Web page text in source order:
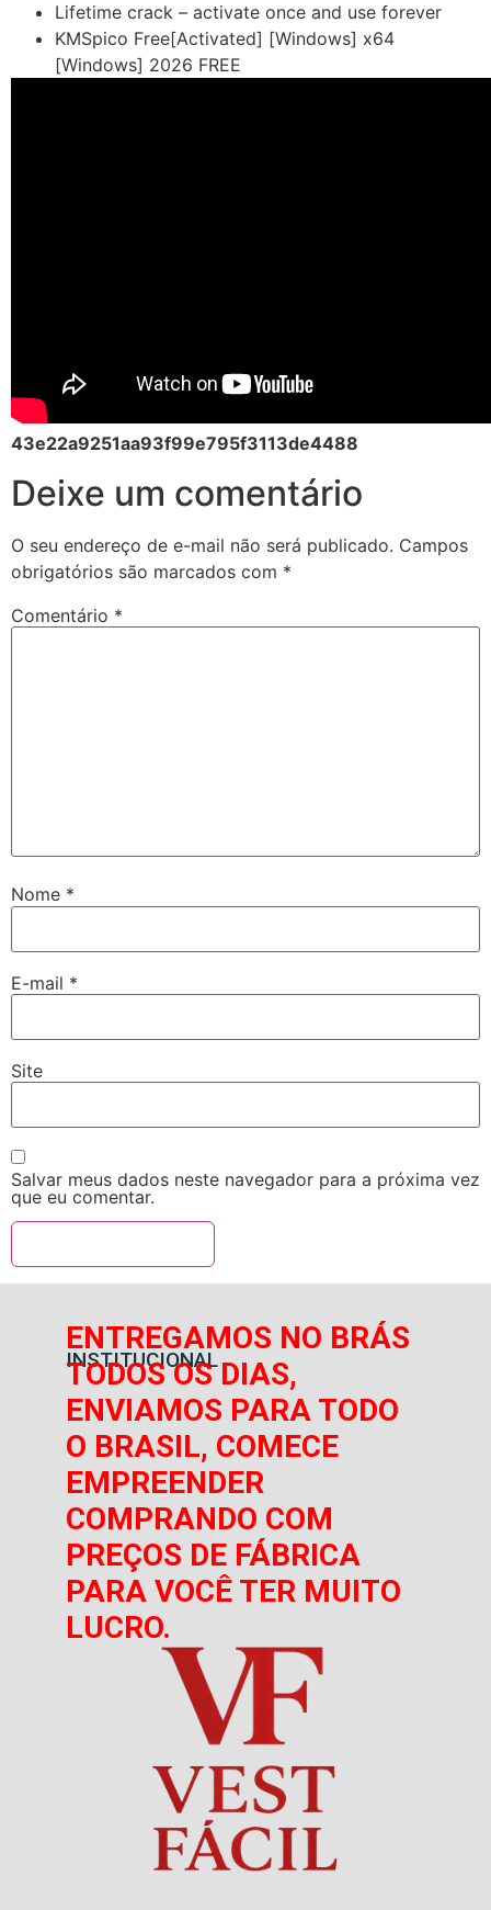
Lifetime crack – activate once and use forever
KMSpico Free[Activated] [Windows] x64
[Windows] 2026 FREE
43e22a9251aa93f99e795f3113de4488
Deixe um comentário
O seu endereço de e-mail não será publicado. Campos
obrigatórios são marcados com *
Comentário *
Nome *
E-mail *
Site
Salvar meus dados neste navegador para a próxima vez
que eu comentar.
INSTITUCIONAL
ENTREGAMOS NO BRÁS
TODOS OS DIAS,
ENVIAMOS PARA TODO
O BRASIL, COMECE
EMPREENDER
COMPRANDO COM
PREÇOS DE FÁBRICA
PARA VOCÊ TER MUITO
LUCRO.